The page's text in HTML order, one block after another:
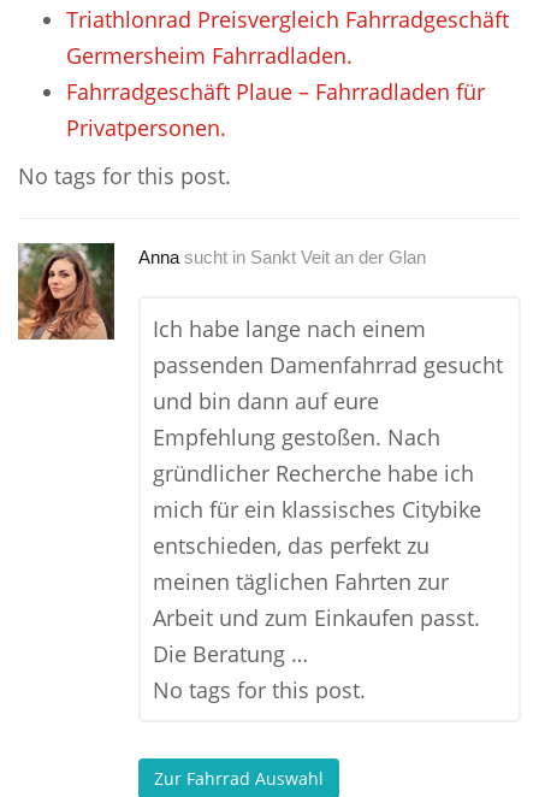
Triathlonrad Preisvergleich Fahrradgeschäft
Germersheim Fahrradladen.
Fahrradgeschäft Plaue – Fahrradladen für
Privatpersonen.
No tags for this post.
Anna sucht in Sankt Veit an der Glan
Ich habe lange nach einem
passenden Damenfahrrad gesucht
und bin dann auf eure
Empfehlung gestoßen. Nach
gründlicher Recherche habe ich
mich für ein klassisches Citybike
entschieden, das perfekt zu
meinen täglichen Fahrten zur
Arbeit und zum Einkaufen passt.
Die Beratung …
No tags for this post.
Zur Fahrrad Auswahl